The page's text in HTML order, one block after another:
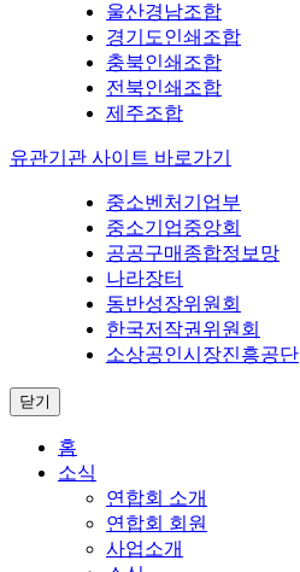
울산경남조합
경기도인쇄조합
충북인쇄조합
전북인쇄조합
제주조합
유관기관 사이트 바로가기
중소벤처기업부
중소기업중앙회
공공구매종합정보망
나라장터
동반성장위원회
한국저작권위원회
소상공인시장진흥공단
닫기
홈
소식
연합회 소개
연합회 회원
사업소개